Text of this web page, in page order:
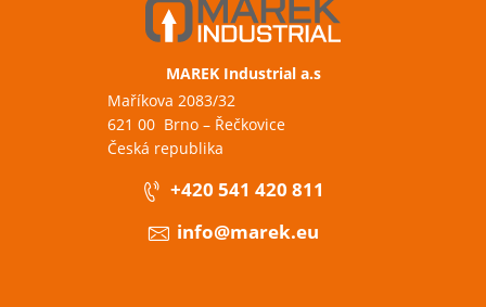
MAREK Industrial a.s
Maříkova 2083/32
621 00 Brno – Řečkovice
Česká republika
+420 541 420 811
info@marek.eu